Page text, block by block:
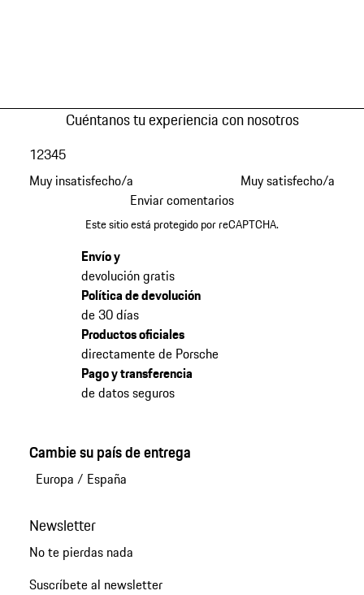
Cuéntanos tu experiencia con nosotros
Muy insatisfecho/a
12345
Muy satisfecho/a
Enviar comentarios
Este sitio está protegido por reCAPTCHA.
Envío y
devolución gratis
Política de devolución
de 30 días
Productos oficiales
directamente de Porsche
Pago y transferencia
de datos seguros
Cambie su país de entrega
Europa / España
Newsletter
No te pierdas nada
Suscríbete al newsletter